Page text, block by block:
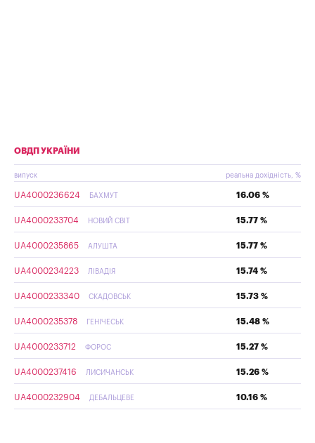
ОВДП УКРАЇНИ
випуск реальна дохідність, %
UA4000236624 БАХМУТ 16.06 %
UA4000233704 НОВИЙ СВІТ 15.77 %
UA4000235865 АЛУШТА 15.77 %
UA4000234223 ЛІВАДІЯ 15.74 %
UA4000233340 СКАДОВСЬК 15.73 %
UA4000235378 ГЕНІЧЕСЬК 15.48 %
UA4000233712 ФОРОС 15.27 %
UA4000237416 ЛИСИЧАНСЬК 15.26 %
UA4000232904 ДЕБАЛЬЦЕВЕ 10.16 %